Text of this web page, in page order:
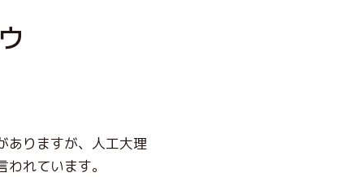
りますが、人工大理
れています。